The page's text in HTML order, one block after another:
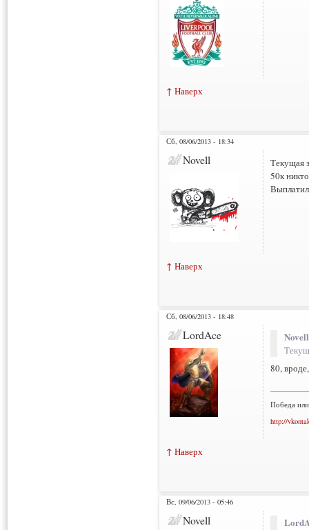
↑ Наверх
Сб, 08/06/2013 - 18:34
Novell
Текущая
50к
↑ Наверх
Сб, 08/06/2013 - 18:48
LordAce
80,
Победа
http://
↑ Наверх
Вс, 09/06/2013 - 05:46
Novell